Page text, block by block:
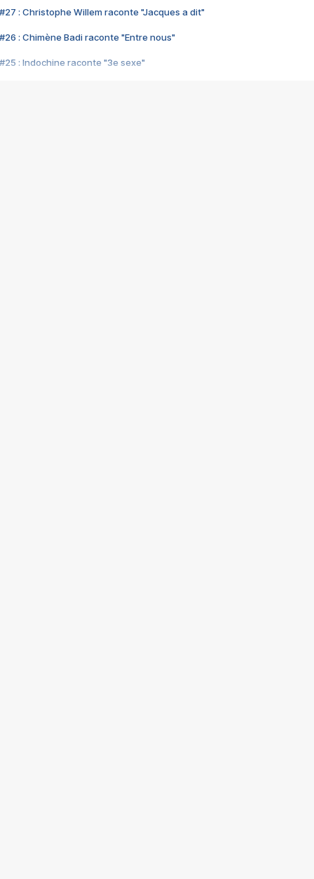
#27 : Christophe Willem raconte "Jacques a dit"
#26 : Chimène Badi raconte "Entre nous"
#25 : Indochine raconte "3e sexe"